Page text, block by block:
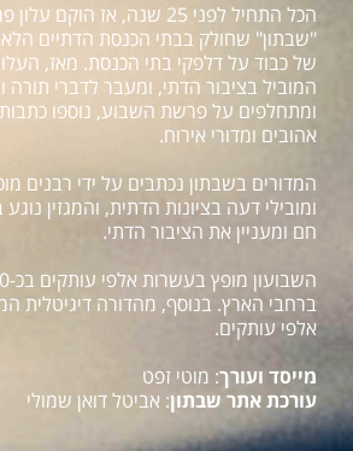
הכל התחיל לפני 25 שנה, אז
"שבתון" שחולק בבתי הכנסת הדתיים
של כבוד על דלפקי בתי הכנסת. מאז,
המוביל בציבור הדתי, ומעבר לדברי תורה
ומתחלפים על פרשת השבוע, נוספו כתבות
אהובים ומדורי אירוח.
המדורים בשבתון נכתבים על ידי רבנים
ומובילי דעה בציונות הדתית, והמגזין
חם ומעניין את הציבור הדתי.
ברחבי הארץ. בנוסף, מהדורה דיגיטלית
אלפי עותקים.
מייסד ועורך: מוטי זפט
עורכת אתר שבתון: אביטל דואן שמולי